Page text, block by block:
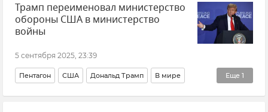
Новости
Трамп переименовал министерство
обороны США в министерство
войны
5 сентября 2025, 23:39
Еще 1
Пентагон США Дональд Трамп В мире
Новости